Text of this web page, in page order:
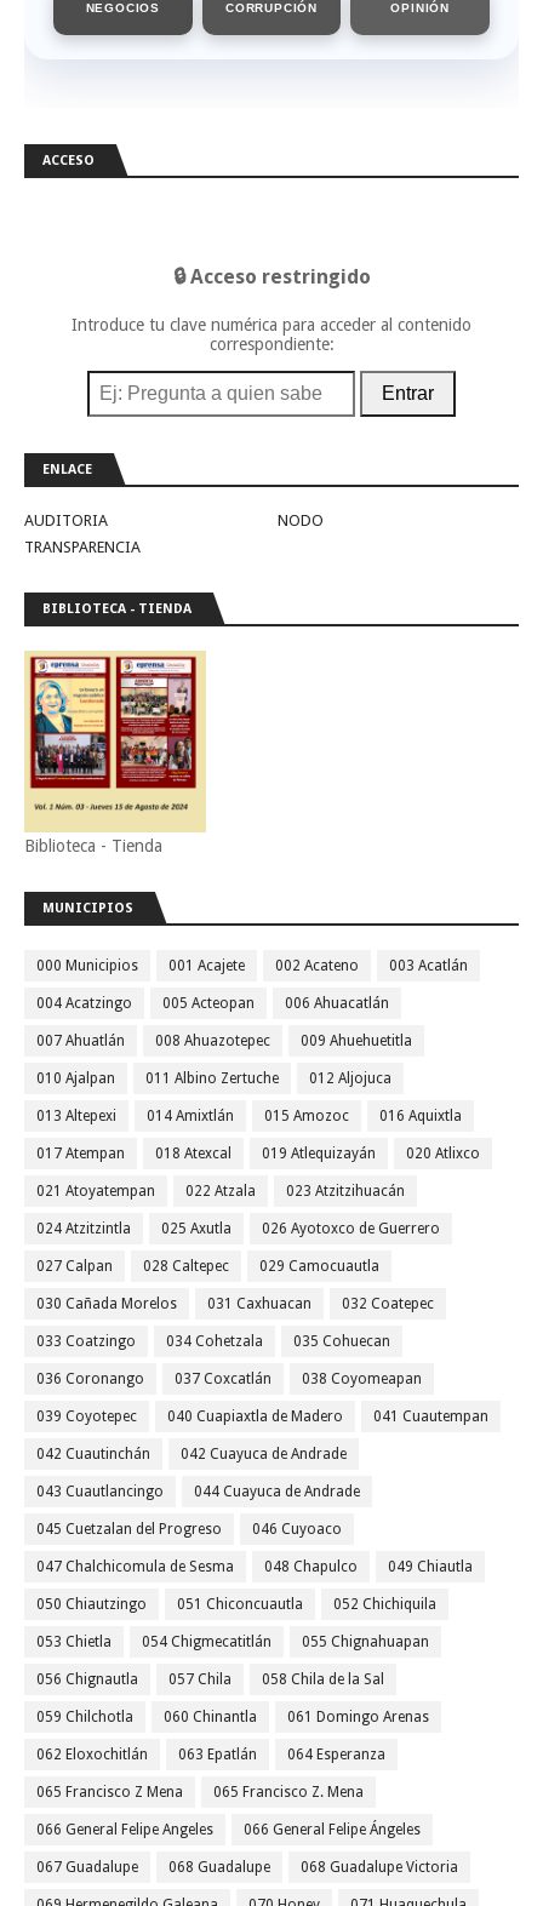
NEGOCIOS CORRUPCIÓN OPINIÓN
ACCESO
🔒 Acceso restringido
Introduce tu clave numérica para acceder al contenido
correspondiente:
Entrar
ENLACE
AUDITORIA
NODO
TRANSPARENCIA
BIBLIOTECA - TIENDA
Biblioteca - Tienda
MUNICIPIOS
000 Municipios 001 Acajete 002 Acateno 003 Acatlán
004 Acatzingo 005 Acteopan 006 Ahuacatlán
007 Ahuatlán 008 Ahuazotepec 009 Ahuehuetitla
010 Ajalpan 011 Albino Zertuche 012 Aljojuca
013 Altepexi 014 Amixtlán 015 Amozoc 016 Aquixtla
017 Atempan 018 Atexcal 019 Atlequizayán 020 Atlixco
021 Atoyatempan 022 Atzala 023 Atzitzihuacán
024 Atzitzintla 025 Axutla 026 Ayotoxco de Guerrero
027 Calpan 028 Caltepec 029 Camocuautla
030 Cañada Morelos 031 Caxhuacan 032 Coatepec
033 Coatzingo 034 Cohetzala 035 Cohuecan
036 Coronango 037 Coxcatlán 038 Coyomeapan
039 Coyotepec 040 Cuapiaxtla de Madero 041 Cuautempan
042 Cuautinchán 042 Cuayuca de Andrade
043 Cuautlancingo 044 Cuayuca de Andrade
045 Cuetzalan del Progreso 046 Cuyoaco
047 Chalchicomula de Sesma 048 Chapulco 049 Chiautla
050 Chiautzingo 051 Chiconcuautla 052 Chichiquila
053 Chietla 054 Chigmecatitlán 055 Chignahuapan
056 Chignautla 057 Chila 058 Chila de la Sal
059 Chilchotla 060 Chinantla 061 Domingo Arenas
062 Eloxochitlán 063 Epatlán 064 Esperanza
065 Francisco Z Mena 065 Francisco Z. Mena
066 General Felipe Angeles 066 General Felipe Ángeles
067 Guadalupe 068 Guadalupe 068 Guadalupe Victoria